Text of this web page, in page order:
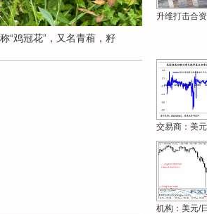
“鸡冠花”，又名青葙，籽
升维打击合
交易商：美
机构：美元/